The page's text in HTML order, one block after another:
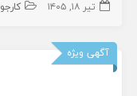
تیر ۱۸, ۱۴۰۵ کارجو
آگهی ویژه